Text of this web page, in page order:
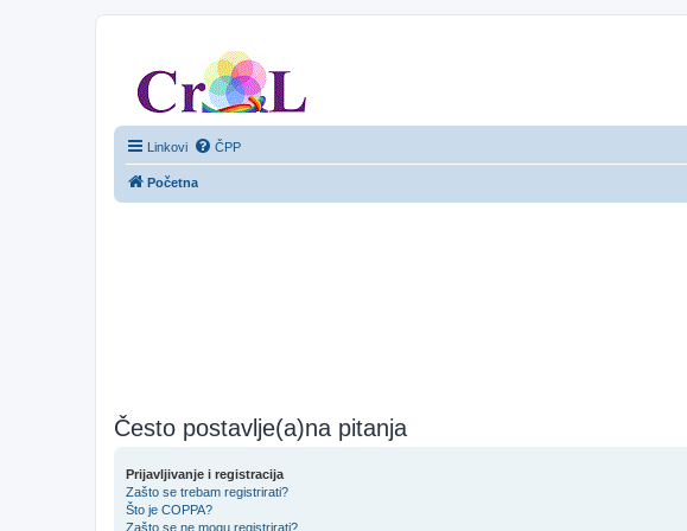
Linkovi ČPP
Početna
Često postavlje(a)na pitanja
Prijavljivanje i registracija
Zašto se trebam registrirati?
Što je COPPA?
Zašto se ne mogu registrirati?